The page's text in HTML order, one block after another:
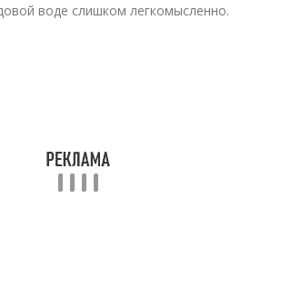
воде слишком легкомысленно.